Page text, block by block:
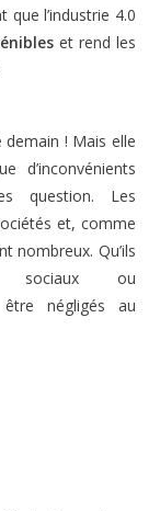
l’industrie 4.0
et rend les
demain ! Mais elle
d’inconvénients
question. Les
et, comme
nombreux. Qu’ils
sociaux ou
négligés au